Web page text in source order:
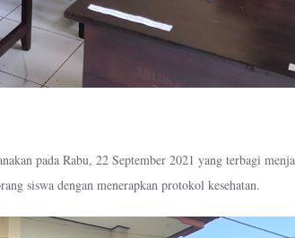
pada Rabu, 22 September 2021 yang terbagi
siswa dengan menerapkan protokol kesehatan.